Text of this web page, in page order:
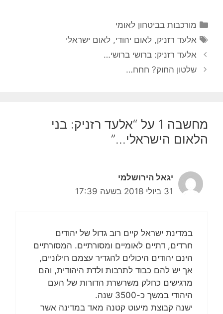
קטגוריות
מורכבות בביטחון לאומי
תגיות
אלעד רזניק, לאום יהודי, לאום ישראלי
אלעד רזניק: ברושי ברושי…
שלטון החוק? חחח…
מחשבה 1 על “אלעד רזניק: בני
הלאום הישראלי…”
יגאל הירושלמי
31 ביולי 2018 בשעה 17:39
במדינת ישראל קיים רוב גדול של יהודים
חרדים, דתיים לאומיים ומסורתיים. המסורתיים
הינם יהודים היכולים להגדיר עצמם חילוניים,
אך יש להם כבוד לתרבות ולדת היהודית, והם
מרגישים כחלק משרשרת הדורות של העם
היהודי במשך כ-3500 שנה.
ישנה קבוצת מיעוט קטנה מאד במדינה אשר